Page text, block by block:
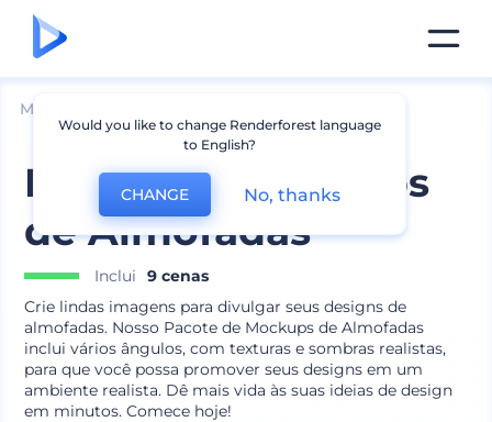
Mockups
Pacote de Mockups
de Almofadas
Inclui
9 cenas
Crie lindas imagens para divulgar seus designs de
almofadas. Nosso Pacote de Mockups de Almofadas
inclui vários ângulos, com texturas e sombras realistas,
para que você possa promover seus designs em um
ambiente realista. Dê mais vida às suas ideias de design
em minutos. Comece hoje!
Would you like to change Renderforest language
to English?
CHANGE No, thanks